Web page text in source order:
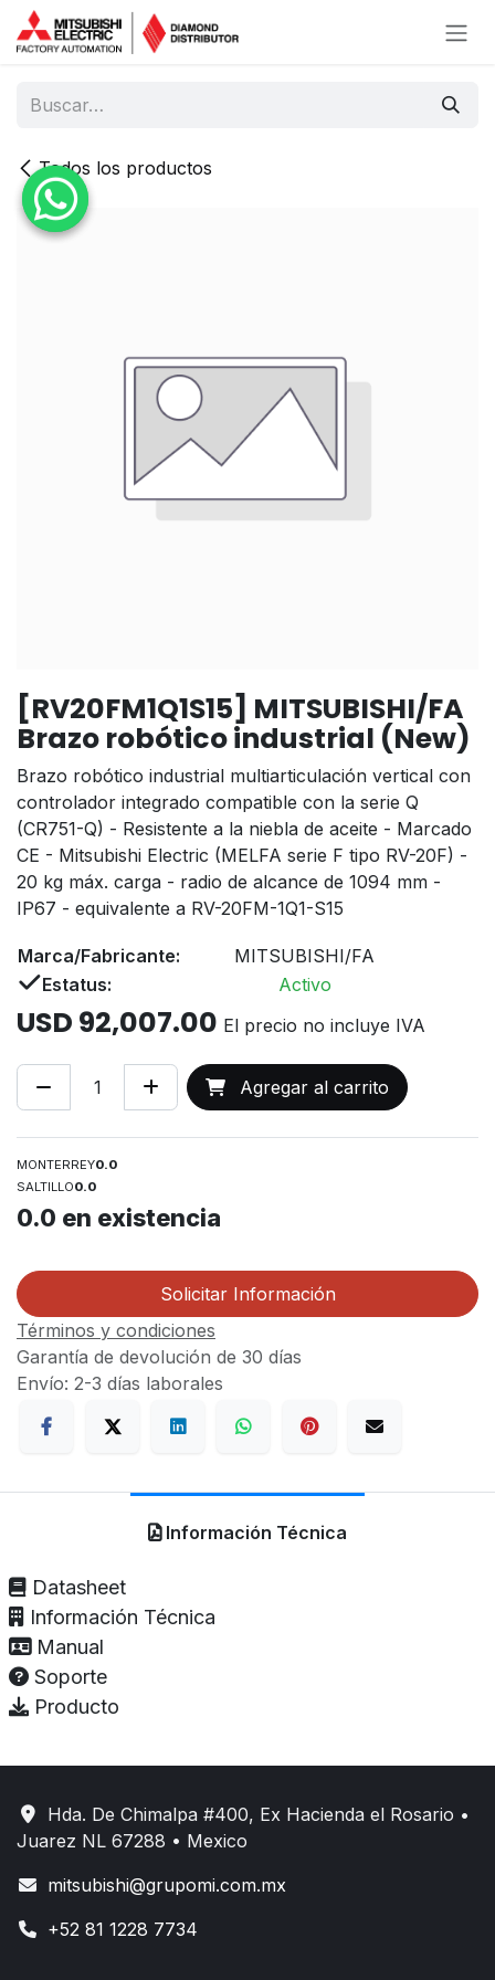
Ir al contenido
Todos los productos
[RV20FM1Q1S15] MITSUBISHI/FA
Brazo robótico industrial (New)
Brazo robótico industrial multiarticulación vertical con
controlador integrado compatible con la serie Q
(CR751-Q) - Resistente a la niebla de aceite - Marcado
CE - Mitsubishi Electric (MELFA serie F tipo RV-20F) -
20 kg máx. carga - radio de alcance de 1094 mm -
IP67 - equivalente a RV-20FM-1Q1-S15
Marca/Fabricante:
MITSUBISHI/FA
Estatus:
Activo
USD 92,007.00 El precio no incluye IVA
Agregar al carrito
MONTERREY0.0
SALTILLO0.0
0.0 en existencia
Solicitar Información
Términos y condiciones
Garantía de devolución de 30 días
Envío: 2-3 días laborales
Información Técnica
Datasheet
Información Técnica
Manual
Soporte
Producto
Hda. De Chimalpa #400, Ex Hacienda el Rosario •
Juarez NL 67288 • Mexico
mitsubishi@grupomi.com.mx
+52 81 1228 7734